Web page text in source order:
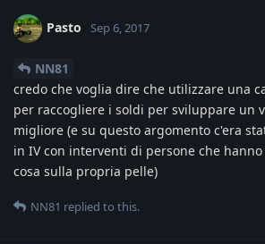
Pasto Sep 6, 2017
NN81
credo che voglia dire che utilizzare una
per raccogliere i soldi per sviluppare un
migliore (e su questo argomento c'era
in IV con interventi di persone che
cosa sulla propria pelle)
NN81 replied to this.